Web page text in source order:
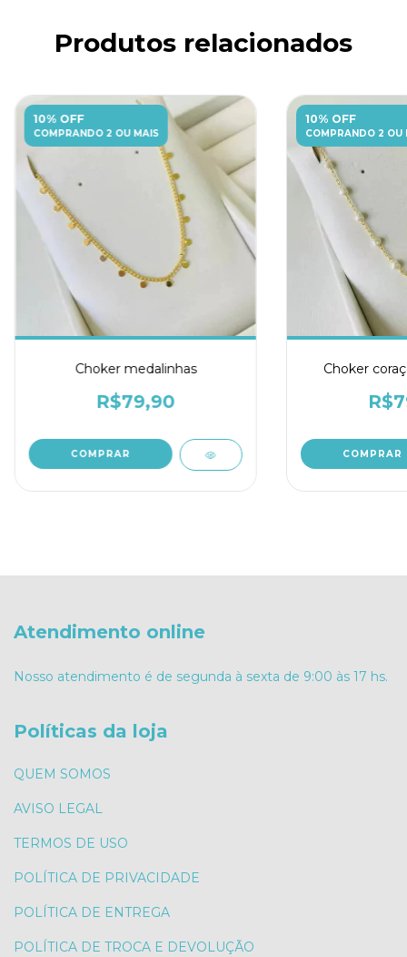
Produtos relacionados
10% OFF
COMPRANDO 2 OU MAIS
Choker medalinhas
R$79,90
10% OFF
COMPRANDO 2 OU
Choker
Atendimento online
Nosso atendimento é de segunda à sexta de 9:00 às 17 hs.
Políticas da loja
QUEM SOMOS
AVISO LEGAL
TERMOS DE USO
POLÍTICA DE PRIVACIDADE
POLÍTICA DE ENTREGA
POLÍTICA DE TROCA E DEVOLUÇÃO